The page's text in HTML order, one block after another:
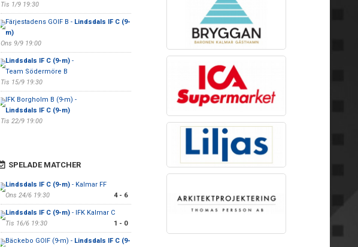
Tis 1/9 19:30
Färjestadens GOIF B - Lindsdals IF C (9-
m)
Ons 9/9 19:00
Lindsdals IF C (9-m)-
Team Södermöre B
Tis 15/9 19:30
IFK Borgholm B (9-m) -
Lindsdals IF C (9-m)
Tis 22/9 19:00
SPELADE MATCHER
Lindsdals IF C (9-m)- Kalmar FF
Ons 24/6 19:30
4 - 6
Lindsdals IF C (9-m)- IFK Kalmar C
Tis 16/6 19:30
1 - 0
Bäckebo GOIF (9-m) - Lindsdals IF C (9-